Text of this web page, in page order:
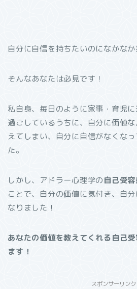
自分に自信を持ちたいのになかな
そんなあなたは必見です！
私自身、毎日のように家事・育児
過ごしているうちに、自分に価値
えてしまい、自分に自信がなくな
た。
しかし、アドラー心理学の自己受
ことで、自分の価値に気付き、自
なりました！
あなたの価値を教えてくれる自己
ます！
スポンサーリンク